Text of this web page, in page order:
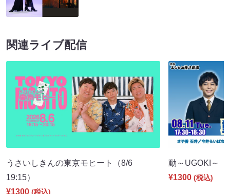
関連ライブ配信
うさいしきんの東京モヒート（8/6
19:15）
¥1300 (税込)
動～UGOKI～
¥1300 (税込)